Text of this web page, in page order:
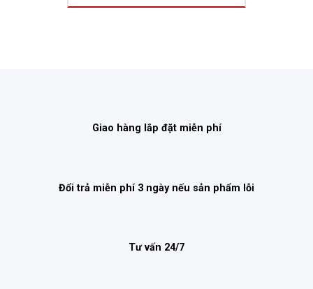
Giao hàng lắp đặt miễn phí
Đổi trả miễn phí 3 ngày nếu sản phẩm lỗi
Tư vấn 24/7